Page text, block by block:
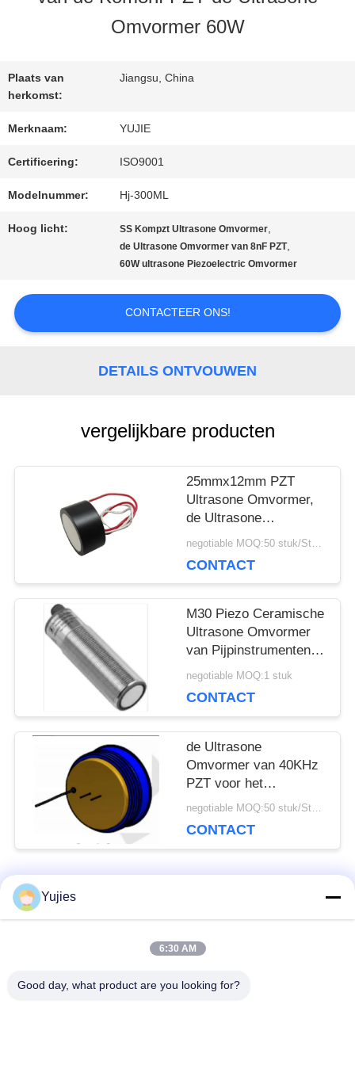
KWALITEITSCONTROLE
ONS
VERZOEK
OM EEN
CITAAT
SITEMAP
Omvormer 60W
Plaats van
herkomst:
Jiangsu, China
Merknaam: YUJIE
Certificering: ISO9001
Modelnummer: Hj-300ML
Hoog licht: SS Kompzt Ultrasone Omvormer,
de Ultrasone Omvormer van 8nF PZT,
60W ultrasone Piezoelectric Omvormer
CONTACTEER ONS!
DETAILS ONTVOUWEN
vergelijkbare producten
25mmx12mm PZT
Ultrasone Omvormer,
de Ultrasone
Piezoelectric
negotiable MOQ:50 stuk/Stukken
CONTACT
M30 Piezo Ceramische
Ultrasone Omvormer
van Pijpinstrumenten
voor Niveaumeter
negotiable MOQ:1 stuk
CONTACT
de Ultrasone
Omvormer van 40KHz
PZT voor het
Niveausensor Over
Messingshuisvesting
negotiable MOQ:50 stuk/Stukken
CONTACT
populaire categorieën Alle
Omvormer van PZT
Omvormer
Yujies
6:30 AM
Good day, what product are you looking for?